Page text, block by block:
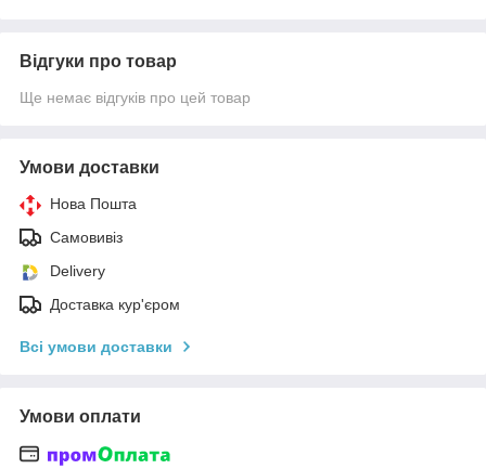
Відгуки про товар
Ще немає відгуків про цей товар
Умови доставки
Нова Пошта
Самовивіз
Delivery
Доставка кур'єром
Всі умови доставки
Умови оплати